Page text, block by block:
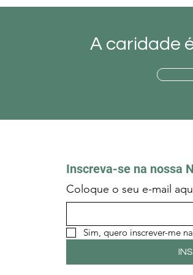
A caridade
Inscreva-se na nossa
Coloque o seu e-mail
Sim, quero inscrever-me